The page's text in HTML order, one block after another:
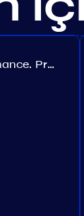
Akash governance. Proposal №308